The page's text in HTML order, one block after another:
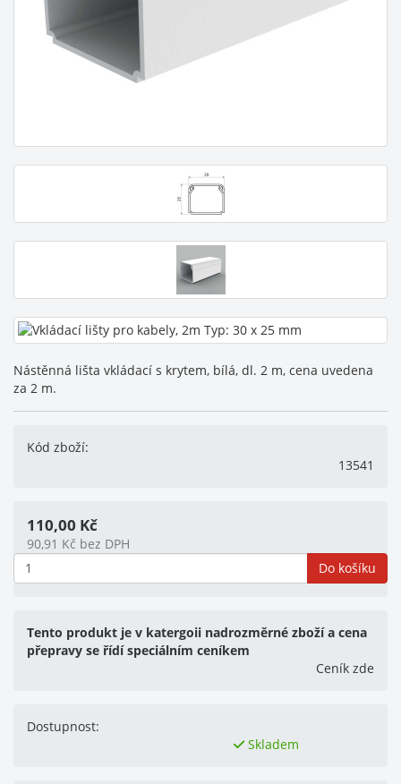
Nástěnná lišta vkládací s krytem, bílá, dl. 2 m, cena uvedena
za 2 m.
Kód zboží:
13541
110,00 Kč
90,91 Kč bez DPH
Do košíku
Tento produkt je v katergoii nadrozměrné zboží a cena
přepravy se řídí speciálním ceníkem
Ceník zde
Dostupnost:
Skladem